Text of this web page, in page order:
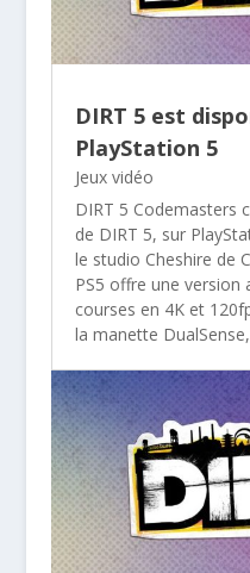
DIRT 5 est
PlayStation 5
Jeux vidéo
DIRT 5 Codemasters
de DIRT 5, sur
le studio Cheshire de
PS5 offre une
courses en 4K et
la manette